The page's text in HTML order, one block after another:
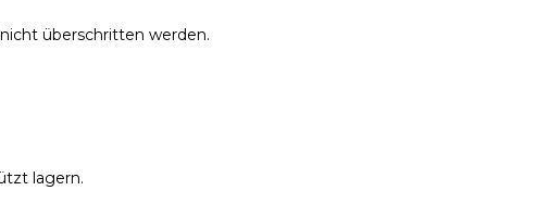
überschritten werden.
lagern.